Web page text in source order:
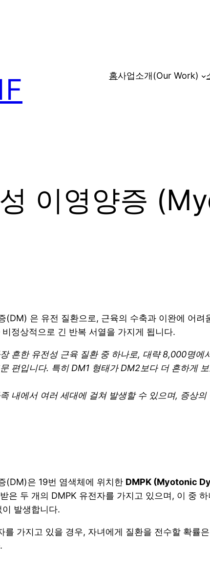
홈사업소개(Our Work)
이영양증
(DM) 은 유전 질환으로, 근육의 수축과 이완에 어려
정상적으로 긴 반복 서열을 가지게 됩니다.
흔한 유전성 근육 질환 중 하나로, 대략 8,000명
편입니다. 특히 DM1 형태가 DM2보다 더 흔하게
내에서 여러 세대에 걸쳐 발생할 수 있으며, 증상
(DM)은 19번 염색체에 위치한 DMPK (Myotonic
은 두 개의 DMPK 유전자를 가지고 있으며, 이 중
발생합니다.
를 가지고 있을 경우, 자녀에게 질환을 전수할 확률